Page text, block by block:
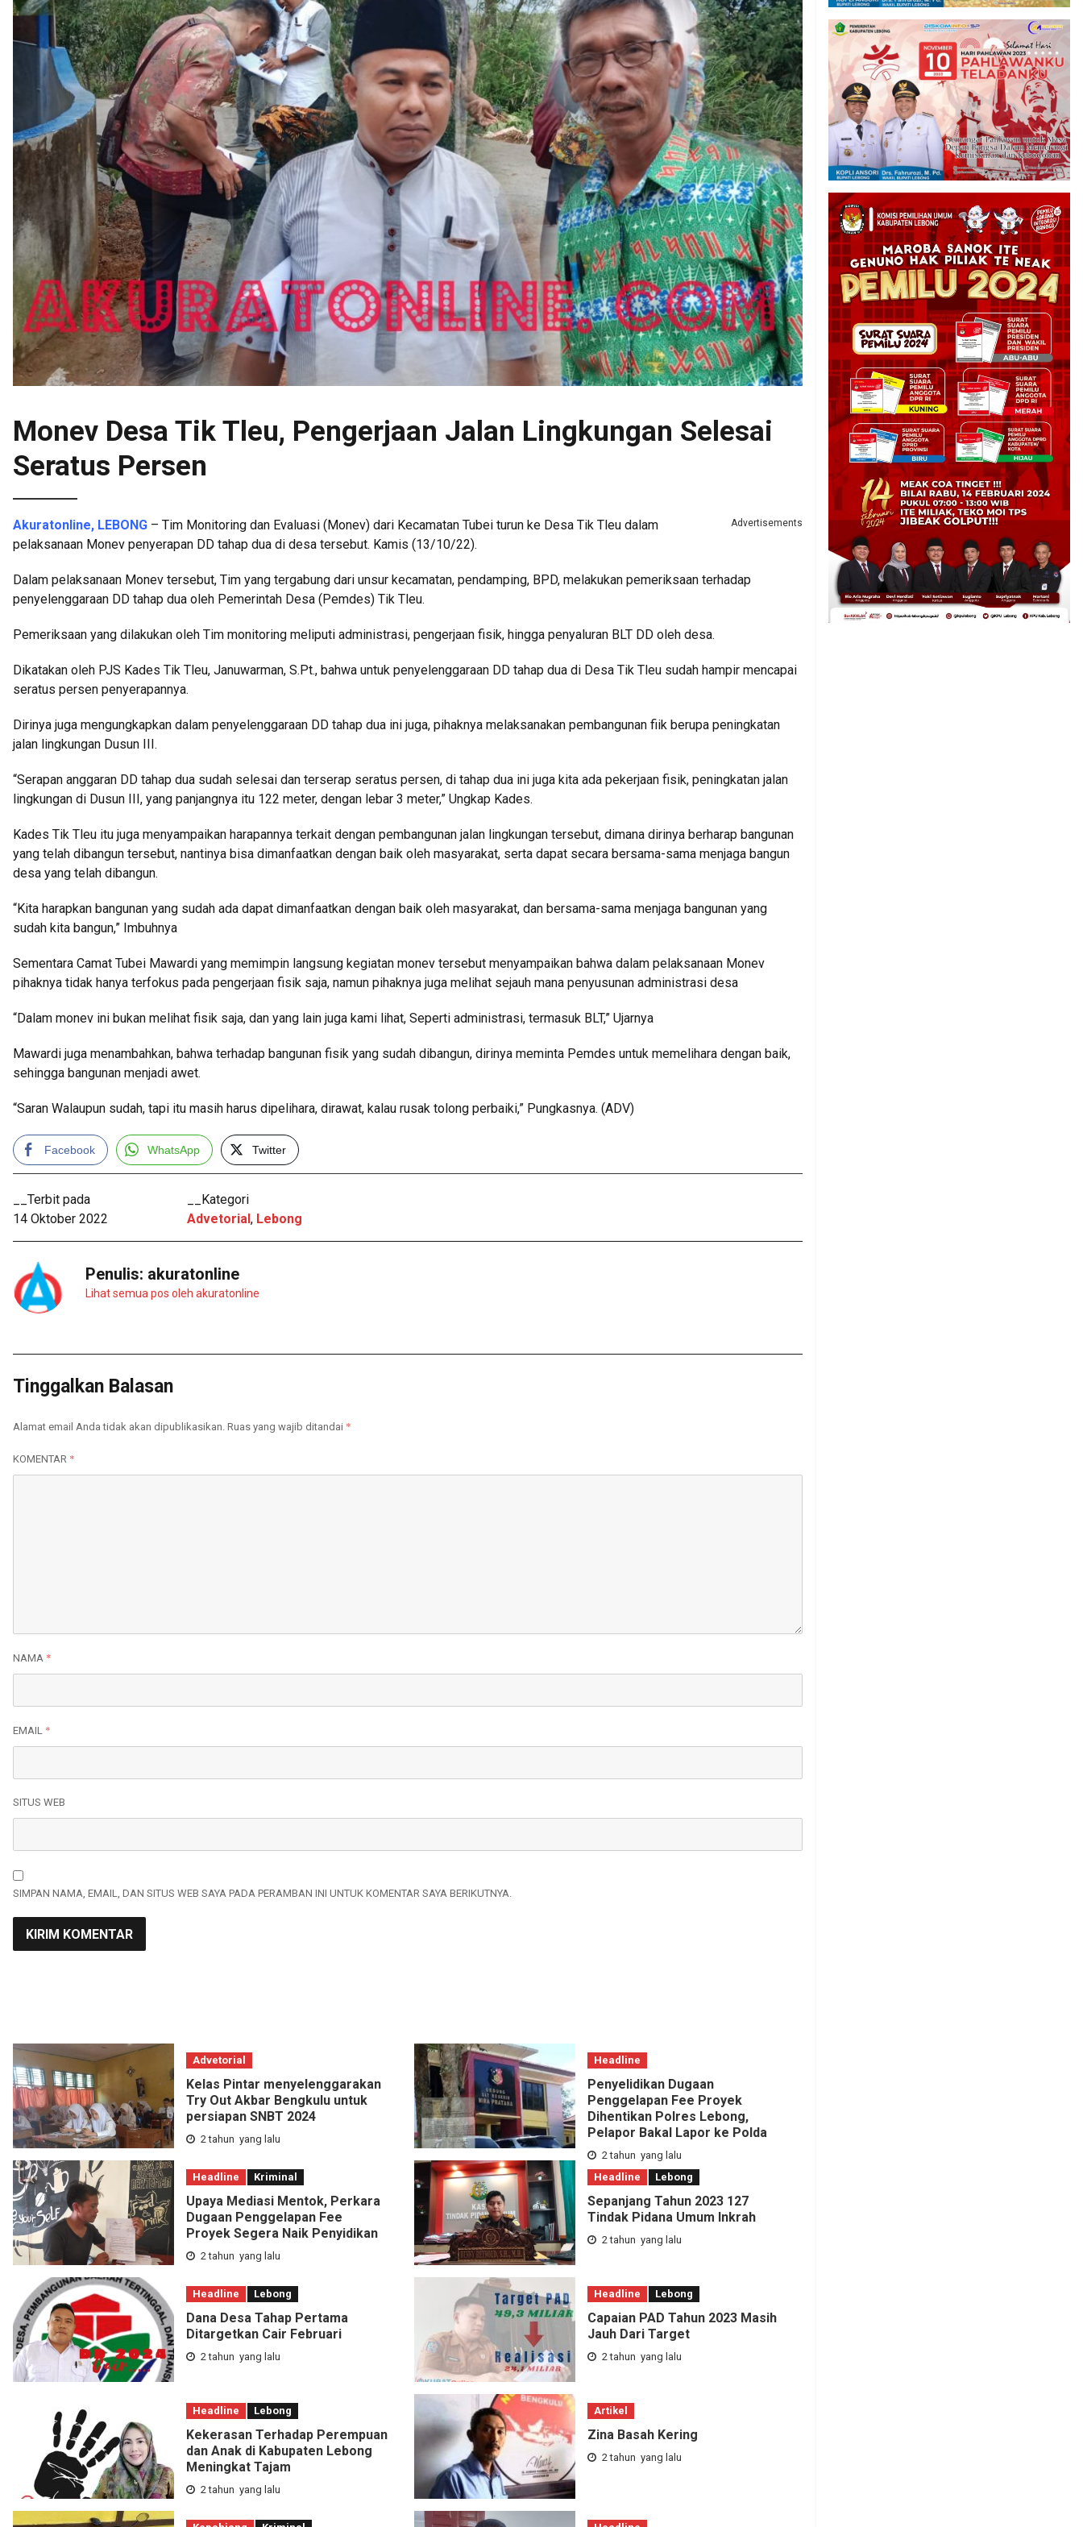
Monev Desa Tik Tleu, Pengerjaan Jalan Lingkungan Selesai
Seratus Persen
Advertisements
Akuratonline, LEBONG – Tim Monitoring dan Evaluasi (Monev) dari Kecamatan Tubei turun ke Desa Tik Tleu dalam
pelaksanaan Monev penyerapan DD tahap dua di desa tersebut. Kamis (13/10/22).
Dalam pelaksanaan Monev tersebut, Tim yang tergabung dari unsur kecamatan, pendamping, BPD, melakukan pemeriksaan terhadap
penyelenggaraan DD tahap dua oleh Pemerintah Desa (Pemdes) Tik Tleu.
Pemeriksaan yang dilakukan oleh Tim monitoring meliputi administrasi, pengerjaan fisik, hingga penyaluran BLT DD oleh desa.
Dikatakan oleh PJS Kades Tik Tleu, Januwarman, S.Pt., bahwa untuk penyelenggaraan DD tahap dua di Desa Tik Tleu sudah hampir mencapai
seratus persen penyerapannya.
Dirinya juga mengungkapkan dalam penyelenggaraan DD tahap dua ini juga, pihaknya melaksanakan pembangunan fiik berupa peningkatan
jalan lingkungan Dusun III.
“Serapan anggaran DD tahap dua sudah selesai dan terserap seratus persen, di tahap dua ini juga kita ada pekerjaan fisik, peningkatan jalan
lingkungan di Dusun III, yang panjangnya itu 122 meter, dengan lebar 3 meter,” Ungkap Kades.
Kades Tik Tleu itu juga menyampaikan harapannya terkait dengan pembangunan jalan lingkungan tersebut, dimana dirinya berharap bangunan
yang telah dibangun tersebut, nantinya bisa dimanfaatkan dengan baik oleh masyarakat, serta dapat secara bersama-sama menjaga bangun
desa yang telah dibangun.
“Kita harapkan bangunan yang sudah ada dapat dimanfaatkan dengan baik oleh masyarakat, dan bersama-sama menjaga bangunan yang
sudah kita bangun,” Imbuhnya
Sementara Camat Tubei Mawardi yang memimpin langsung kegiatan monev tersebut menyampaikan bahwa dalam pelaksanaan Monev
pihaknya tidak hanya terfokus pada pengerjaan fisik saja, namun pihaknya juga melihat sejauh mana penyusunan administrasi desa
“Dalam monev ini bukan melihat fisik saja, dan yang lain juga kami lihat, Seperti administrasi, termasuk BLT,” Ujarnya
Mawardi juga menambahkan, bahwa terhadap bangunan fisik yang sudah dibangun, dirinya meminta Pemdes untuk memelihara dengan baik,
sehingga bangunan menjadi awet.
“Saran Walaupun sudah, tapi itu masih harus dipelihara, dirawat, kalau rusak tolong perbaiki,” Pungkasnya. (ADV)
Facebook WhatsApp Twitter
__Terbit pada
14 Oktober 2022
__Kategori
Advetorial, Lebong
Penulis: akuratonline
Lihat semua pos oleh akuratonline
Tinggalkan Balasan
Alamat email Anda tidak akan dipublikasikan. Ruas yang wajib ditandai *
KOMENTAR *
NAMA *
EMAIL *
SITUS WEB
SIMPAN NAMA, EMAIL, DAN SITUS WEB SAYA PADA PERAMBAN INI UNTUK KOMENTAR SAYA BERIKUTNYA.
Advetorial
Kelas Pintar menyelenggarakan
Try Out Akbar Bengkulu untuk
persiapan SNBT 2024
2 tahun yang lalu
Headline
Penyelidikan Dugaan
Penggelapan Fee Proyek
Dihentikan Polres Lebong,
Pelapor Bakal Lapor ke Polda
2 tahun yang lalu
Headline
Kriminal
Upaya Mediasi Mentok, Perkara
Dugaan Penggelapan Fee
Proyek Segera Naik Penyidikan
2 tahun yang lalu
Headline Lebong
Sepanjang Tahun 2023 127
Tindak Pidana Umum Inkrah
2 tahun yang lalu
Headline Lebong
Dana Desa Tahap Pertama
Ditargetkan Cair Februari
2 tahun yang lalu
Headline Lebong
Capaian PAD Tahun 2023 Masih
Jauh Dari Target
2 tahun yang lalu
Headline Lebong
Kekerasan Terhadap Perempuan
dan Anak di Kabupaten Lebong
Meningkat Tajam
2 tahun yang lalu
Artikel
Zina Basah Kering
2 tahun yang lalu